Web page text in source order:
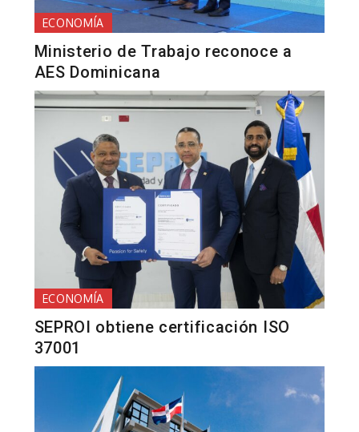
ECONOMÍA
Ministerio de Trabajo reconoce a
AES Dominicana
ECONOMÍA
SEPROI obtiene certificación ISO
37001